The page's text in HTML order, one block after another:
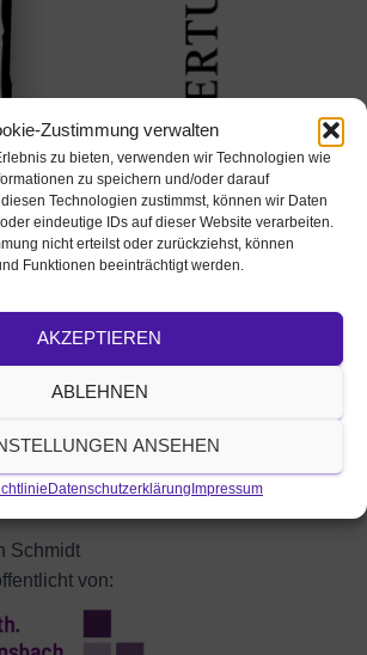
Zustimmung verwalten
zu bieten, verwenden wir Technologien wie
zu speichern und/oder darauf
Technologien zustimmst, können wir Daten
eindeutige IDs auf dieser Website verarbeiten.
nicht erteilst oder zurückziehst, können
Funktionen beeinträchtigt werden.
AKZEPTIEREN
ABLEHNEN
ANSEHEN
DatenschutzerklärungImpressum
- St. Johannis Ansbach
Gottesdienst Gegrilltes und Getränke
Schmidt
von: